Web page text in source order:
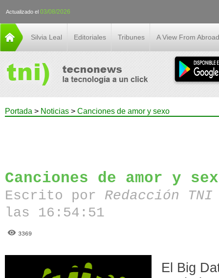
Actualizado el 03/08/2026
Silvia Leal Editoriales Tribunes A View From Abroad
Portada > Noticias > Canciones de amor y sexo
Canciones de amor y
Escrito por Redacción
las 16:54:51
3369
El Big